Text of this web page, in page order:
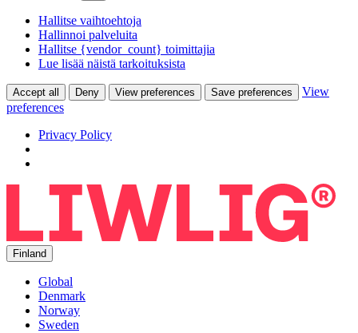
Hallitse vaihtoehtoja
Hallinnoi palveluita
Hallitse {vendor_count} toimittajia
Lue lisää näistä tarkoituksista
Accept all Deny View preferences Save preferences
View
preferences
Privacy Policy
Finland
Global
Denmark
Norway
Sweden